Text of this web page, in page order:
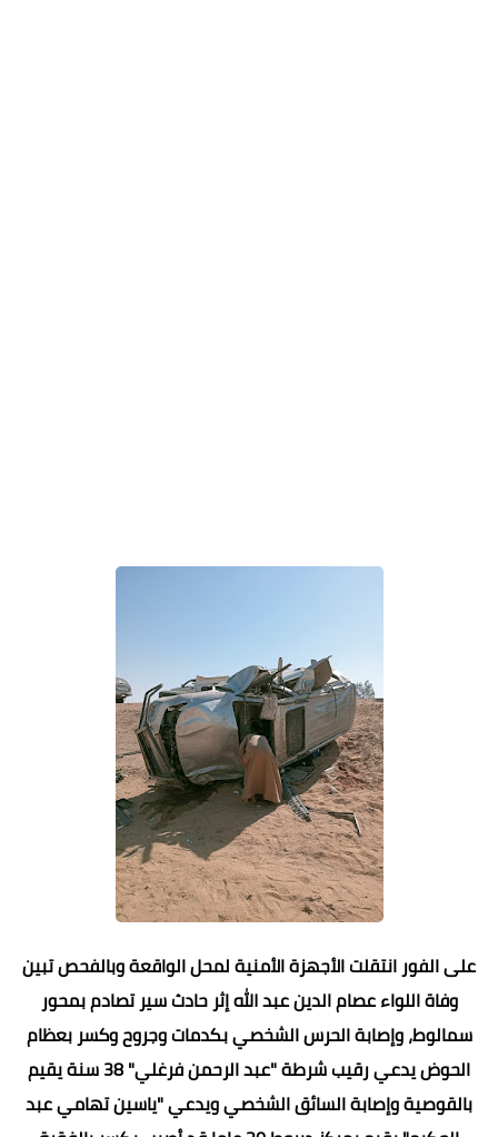
على الفور انتقلت الأجهزة الأمنية لمحل الواقعة وبالفحص تبين
وفاة اللواء عصام الدين عبد الله إثر حادث سير تصادم بمحور
سمالوط، وإصابة الحرس الشخصي بكدمات وجروح وكسر بعظام
الحوض يدعي رقيب شرطة "عبد الرحمن فرغلي" 38 سنة يقيم
بالقوصية وإصابة السائق الشخصي ويدعي "ياسين تهامي عبد